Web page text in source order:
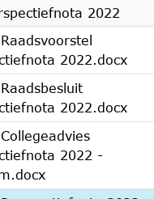
2022
2022.docx
2022.docx
2022 -